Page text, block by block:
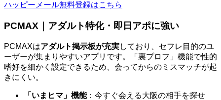
ハッピーメール無料登録はこちら
PCMAX｜アダルト特化・即日アポに強い
PCMAXはアダルト掲示板が充実しており、セフレ目的のユ
ーザーが集まりやすいアプリです。「裏プロフ」機能で性的
嗜好を細かく設定できるため、会ってからのミスマッチが起
きにくい。
「いまヒマ」機能：今すぐ会える大阪の相手を探せ